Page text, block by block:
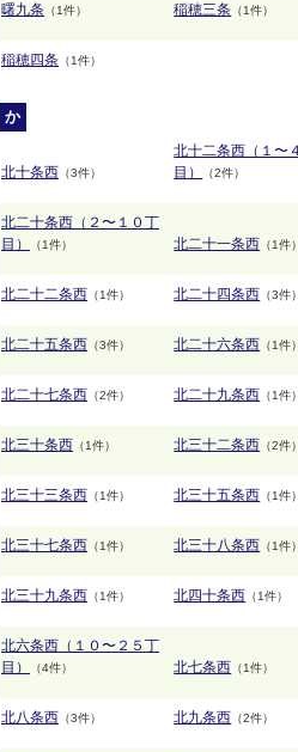
曙九条 （1件） 稲穂三条 （1件）
稲穂四条 （1件）
か
北十条西 （3件）
北十二条西（１〜
目）
（2件）
北二十条西（２〜１０丁
目）
（1件） 北二十一条西 （1件）
北二十二条西 （1件） 北二十四条西 （3件）
北二十五条西 （3件） 北二十六条西 （1件）
北二十七条西 （2件） 北二十九条西 （1件）
北三十条西 （1件） 北三十二条西 （2件）
北三十三条西 （1件） 北三十五条西 （1件）
北三十七条西 （1件） 北三十八条西 （1件）
北三十九条西 （1件） 北四十条西 （1件）
北六条西（１０〜２５丁
目）
（4件） 北七条西 （1件）
北八条西 （3件） 北九条西 （2件）